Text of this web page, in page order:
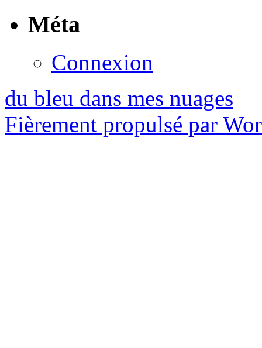
Méta
Connexion
du bleu dans mes nuages
Fièrement propulsé par